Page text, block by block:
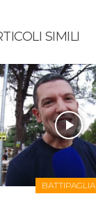
SIMILI
BATTIPAGLIA